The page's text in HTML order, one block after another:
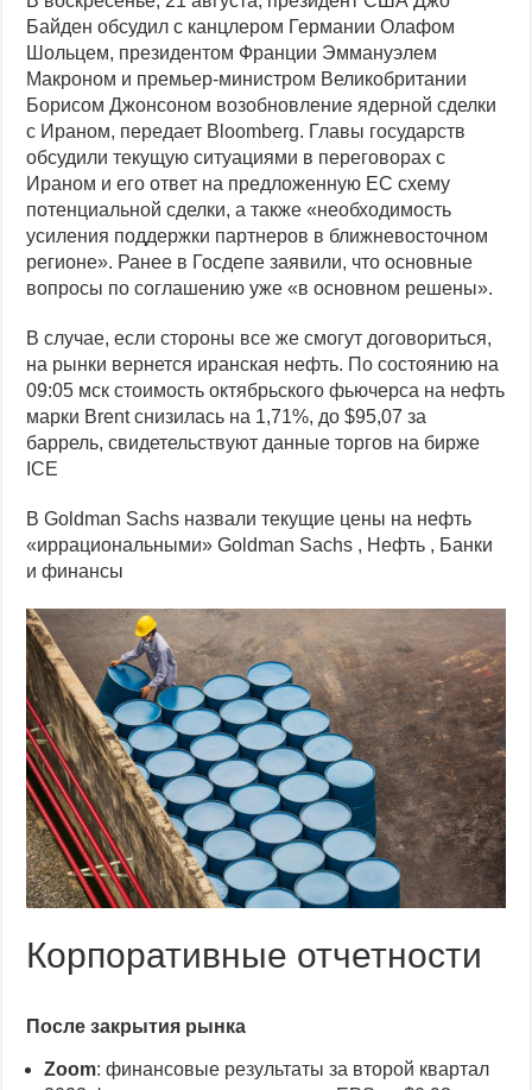
Байден обсудил с канцлером Германии Олафом
Шольцем, президентом Франции Эммануэлем
Макроном и премьер-министром Великобритании
Борисом Джонсоном возобновление ядерной сделки
с Ираном, передает Bloomberg. Главы государств
обсудили текущую ситуациями в переговорах с
Ираном и его ответ на предложенную ЕС схему
потенциальной сделки, а также «необходимость
усиления поддержки партнеров в ближневосточном
регионе». Ранее в Госдепе заявили, что основные
вопросы по соглашению уже «в основном решены».
В случае, если стороны все же смогут договориться,
на рынки вернется иранская нефть. По состоянию на
09:05 мск стоимость октябрьского фьючерса на нефть
марки Brent снизилась на 1,71%, до $95,07 за
баррель, свидетельствуют данные торгов на бирже
ICE
В Goldman Sachs назвали текущие цены на нефть
«иррациональными»Goldman Sachs , Нефть , Банки
и финансы
Корпоративные отчетности
После закрытия рынка
Zoom: финансовые результаты за второй квартал